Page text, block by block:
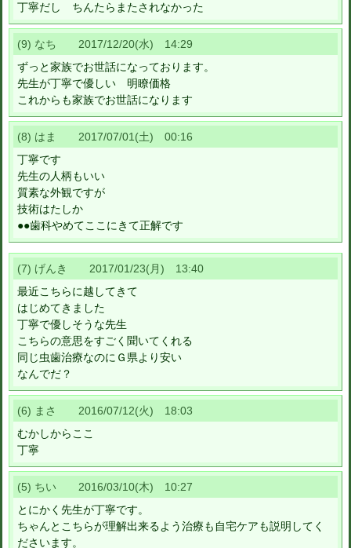
丁寧だし ちんたらまたされなかった
(9) なち 2017/12/20(水) 14:29
ずっと家族でお世話になっております。
先生が丁寧で優しい 明瞭価格
これからも家族でお世話になります
(8) はま 2017/07/01(土) 00:16
丁寧です
先生の人柄もいい
質素な外観ですが
技術はたしか
●●歯科やめてここにきて正解です
(7) げんき 2017/01/23(月) 13:40
最近こちらに越してきて
はじめてきました
丁寧で優しそうな先生
こちらの意思をすごく聞いてくれる
同じ虫歯治療なのにＧ県より安い
なんでだ？
(6) まさ 2016/07/12(火) 18:03
むかしからここ
丁寧
(5) ちい 2016/03/10(木) 10:27
とにかく先生が丁寧です。
ちゃんとこちらが理解出来るよう治療も自宅ケアも説明してく
ださいます。